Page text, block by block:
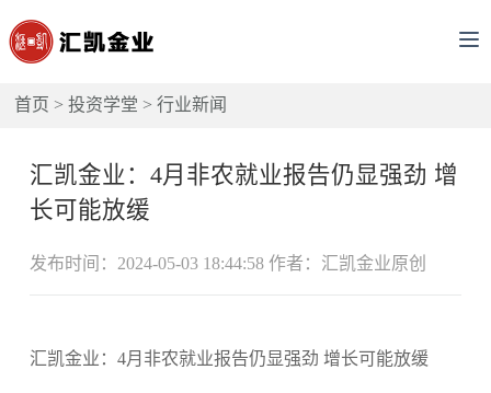
首页 >投资学堂 >行业新闻
汇凯金业：4月非农就业报告仍显强劲 增
长可能放缓
发布时间：2024-05-03 18:44:58 作者：汇凯金业原创
汇凯金业：4月非农就业报告仍显强劲 增长可能放缓